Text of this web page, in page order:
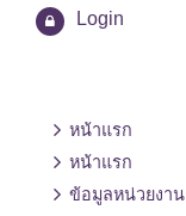
Login
หน้าแรก
หน้าแรก
ข้อมูลหน่วยงาน